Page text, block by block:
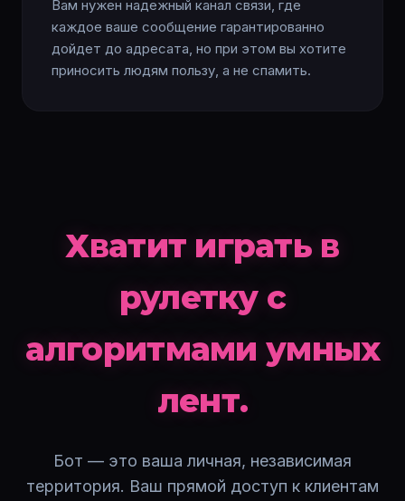
Вам нужен надежный канал связи, где
каждое ваше сообщение гарантированно
дойдет до адресата, но при этом вы хотите
приносить людям пользу, а не спамить.
Хватит играть в
рулетку с
алгоритмами умных
лент.
Бот — это ваша личная, независимая
территория. Ваш прямой доступ к клиентам